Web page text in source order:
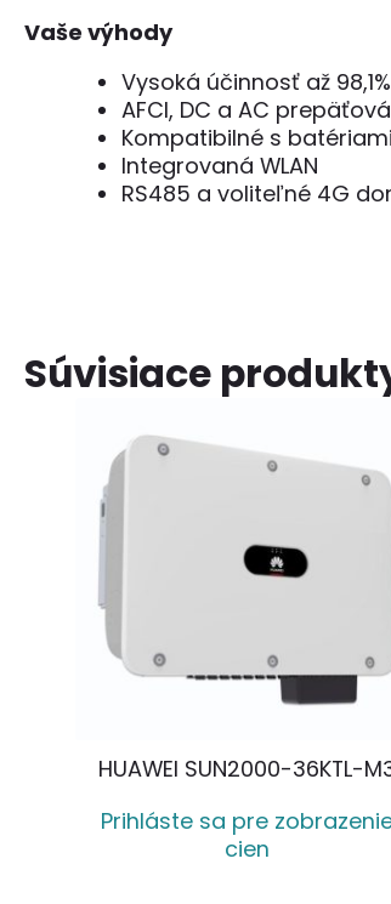
Vaše výhody
Vysoká účinnosť až 98,1%
AFCI, DC a AC
Kompatibilné s
Integrovaná WLAN
RS485 a voliteľné 4G
Súvisiace
HUAWEI SUN2000-36KTL-
Prihláste sa pre
cien